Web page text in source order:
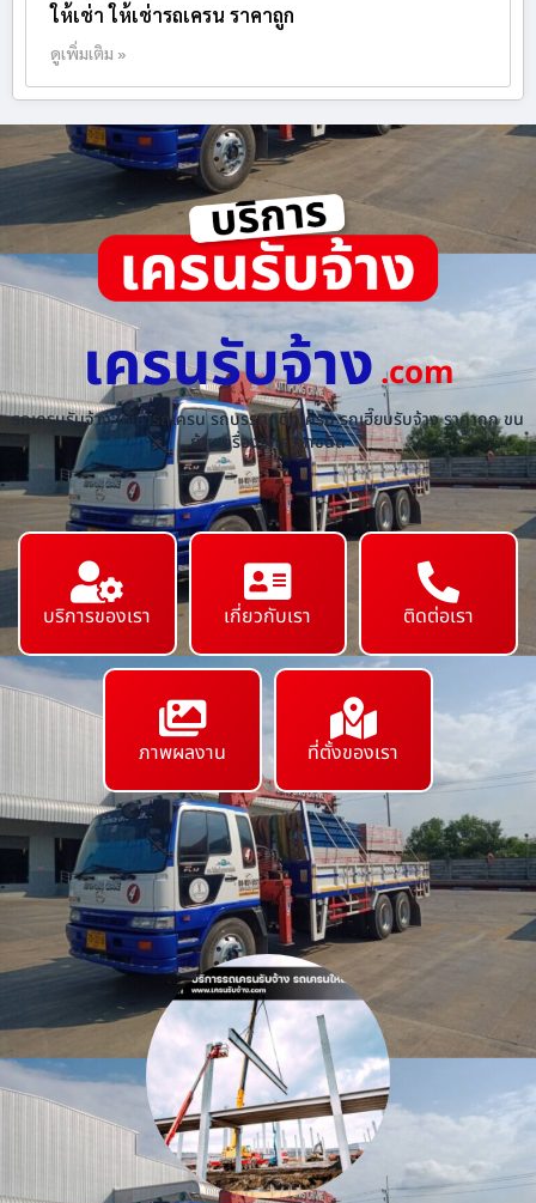
ให้เช่า ให้เช่ารถเครน ราคาถูก
ดูเพิ่มเติม »
เครนรับจ้าง.com
รถเครนรับจ้าง ให้เช่ารถเครน รถบรรทุกติดเครน รถเฮี๊ยบรับจ้าง ราคาถูก ขน
ย้ายเครื่องจักร ทุกชนิด
บริการของเรา เกี่ยวกับเรา ติดต่อเรา
ภาพผลงาน ที่ตั้งของเรา